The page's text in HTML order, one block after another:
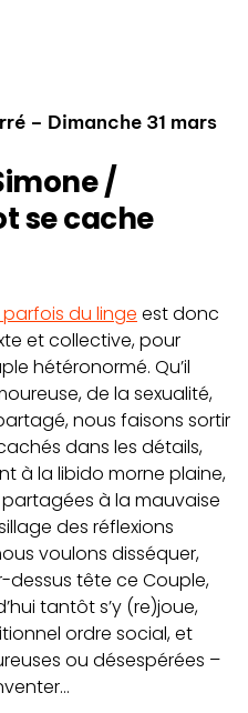
– Dimanche 31 mars
/
se cache
du linge est donc
et collective, pour
hétéronormé. Qu’il
de la sexualité,
nous faisons sortir
dans les détails,
à la libido morne plaine,
à la mauvaise
des réflexions
voulons disséquer,
dessus tête ce Couple,
tantôt s’y (re)joue,
ordre social, et
ou désespérées –